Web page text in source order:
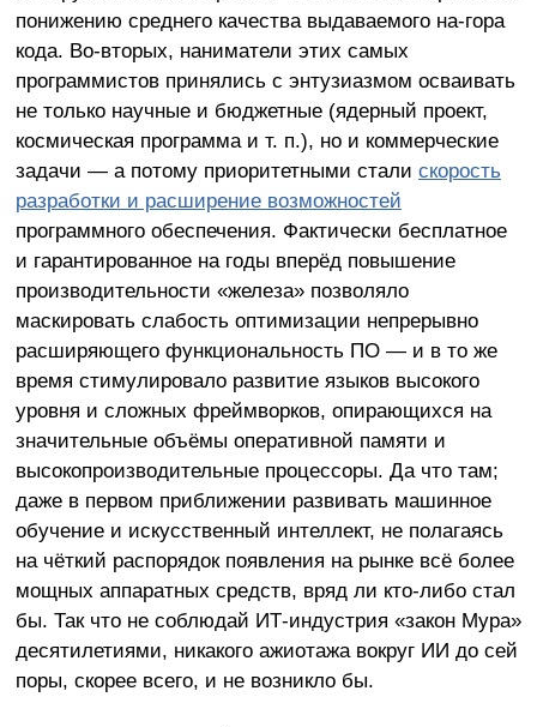
понижению среднего качества выдаваемого на-гора
кода. Во-вторых, наниматели этих самых
программистов принялись с энтузиазмом осваивать
не только научные и бюджетные (ядерный проект,
космическая программа и т. п.), но и коммерческие
задачи — а потому приоритетными стали скорость
разработки и расширение возможностей
программного обеспечения. Фактически бесплатное
и гарантированное на годы вперёд повышение
производительности «железа» позволяло
маскировать слабость оптимизации непрерывно
расширяющего функциональность ПО — и в то же
время стимулировало развитие языков высокого
уровня и сложных фреймворков, опирающихся на
значительные объёмы оперативной памяти и
высокопроизводительные процессоры. Да что там;
даже в первом приближении развивать машинное
обучение и искусственный интеллект, не полагаясь
на чёткий распорядок появления на рынке всё более
мощных аппаратных средств, вряд ли кто-либо стал
бы. Так что не соблюдай ИТ-индустрия «закон Мура»
десятилетиями, никакого ажиотажа вокруг ИИ до сей
поры, скорее всего, и не возникло бы.